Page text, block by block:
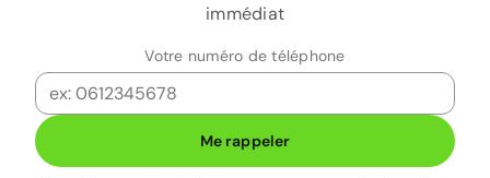
immédiat
Votre numéro de téléphone
Me rappeler